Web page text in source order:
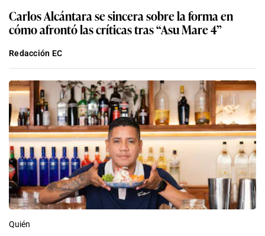
Carlos Alcántara se sincera sobre la forma en
cómo afrontó las críticas tras “Asu Mare 4”
Redacción EC
Quién